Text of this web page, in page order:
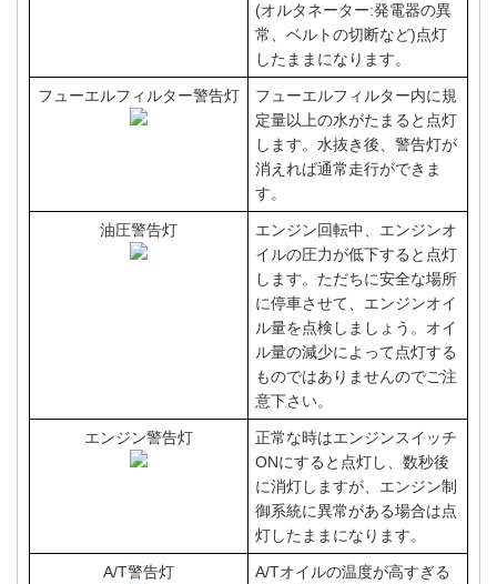
(オルタネーター:発電器の異
常、ベルトの切断など)点灯
したままになります。
フューエルフィルター警告灯
フューエルフィルター内に規
定量以上の水がたまると点灯
します。水抜き後、警告灯が
消えれば通常走行ができま
す。
油圧警告灯
エンジン回転中、エンジンオ
イルの圧力が低下すると点灯
します。ただちに安全な場所
に停車させて、エンジンオイ
ル量を点検しましょう。オイ
ル量の減少によって点灯する
ものではありませんのでご注
意下さい。
エンジン警告灯
正常な時はエンジンスイッチ
ONにすると点灯し、数秒後
に消灯しますが、エンジン制
御系統に異常がある場合は点
灯したままになります。
A/T警告灯
A/Tオイルの温度が高すぎる